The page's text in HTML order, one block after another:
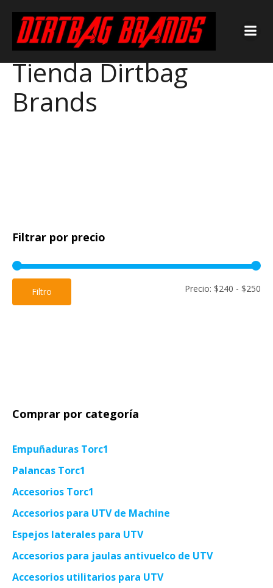
Tienda Dirtbag
Brands
Filtrar por precio
Filtro Precio: $240 - $250
Comprar por categoría
Empuñaduras Torc1
Palancas Torc1
Accesorios Torc1
Accesorios para UTV de Machine
Espejos laterales para UTV
Accesorios para jaulas antivuelco de UTV
Accesorios utilitarios para UTV